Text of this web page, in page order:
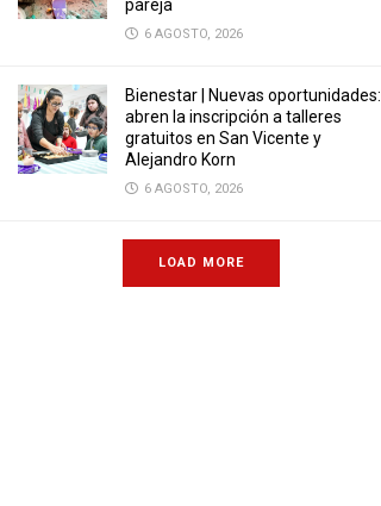
pareja
6 AGOSTO, 2026
Bienestar | Nuevas oportunidades:
abren la inscripción a talleres
gratuitos en San Vicente y
Alejandro Korn
6 AGOSTO, 2026
LOAD MORE